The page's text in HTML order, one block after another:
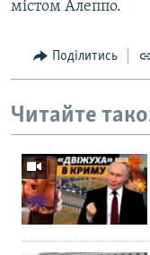
містом Алеппо.
Поділитись
Читайте